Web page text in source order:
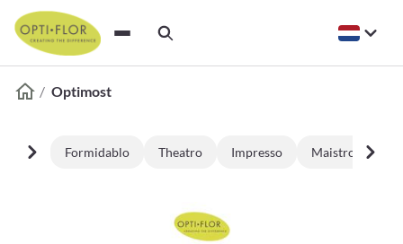
Optimost
Formidablo Theatro Impresso Maistro